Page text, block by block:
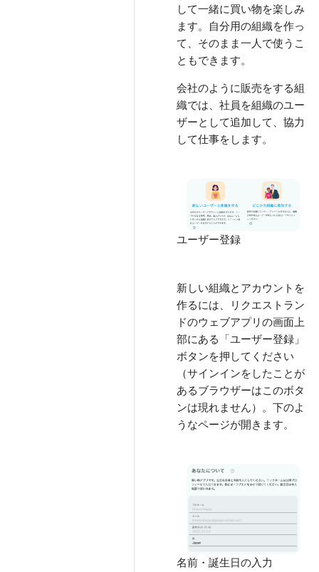
して一緒に買い物を楽しみ
ます。自分用の組織を作っ
て、そのまま一人で使うこ
ともできます。
会社のように販売をする組
織では、社員を組織のユー
ザーとして追加して、協力
して仕事をします。
ユーザー登録
新しい組織とアカウントを
作るには、リクエストラン
ドのウェブアプリの画面上
部にある「ユーザー登録」
ボタンを押してください
（サインインをしたことが
あるブラウザーはこのボタ
ンは現れません）。下のよ
うなページが開きます。
名前・誕生日の入力